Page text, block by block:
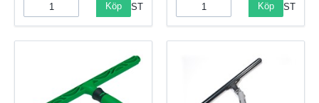
Köp ST Köp ST